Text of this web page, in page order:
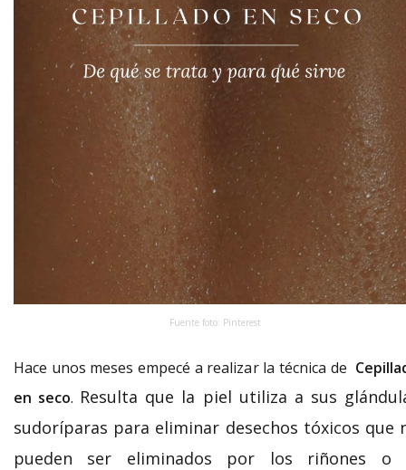
Fuente foto: Pinterest
Hace unos meses empecé a realizar la técnica de
en seco. Resulta que la piel utiliza a sus
sudoríparas para eliminar desechos tóxicos que
pueden ser eliminados por los riñones o